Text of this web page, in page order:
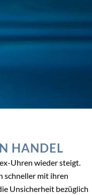
HANDEL
Uhren wieder steigt.
schneller mit ihren
Unsicherheit bezüglich